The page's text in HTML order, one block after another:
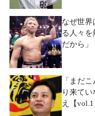
なぜ世
る人々を
だから」
「まだ
り来て
え【vol.1